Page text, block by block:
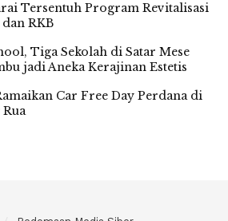
Tersentuh Program Revitalisasi
RKB
Tiga Sekolah di Satar Mese
jadi Aneka Kerajinan Estetis
Car Free Day Perdana di